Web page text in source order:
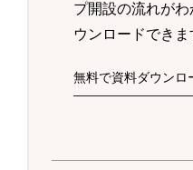
プ開設の流れが
ウンロードできま
無料で資料ダウンロ